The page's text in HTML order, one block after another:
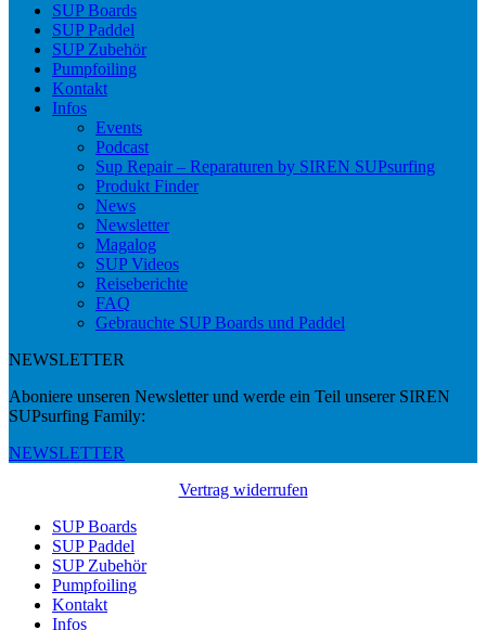
SUP Boards
SUP Paddel
SUP Zubehör
Pumpfoiling
Kontakt
Infos
Events
Podcast
Sup Repair – Reparaturen by SIREN SUPsurfing
Produkt Finder
News
Newsletter
Magalog
SUP Videos
Reiseberichte
FAQ
Gebrauchte SUP Boards und Paddel
NEWSLETTER
Aboniere unseren Newsletter und werde ein Teil unserer SIREN
SUPsurfing Family:
NEWSLETTER
Vertrag widerrufen
SUP Boards
SUP Paddel
SUP Zubehör
Pumpfoiling
Kontakt
Infos